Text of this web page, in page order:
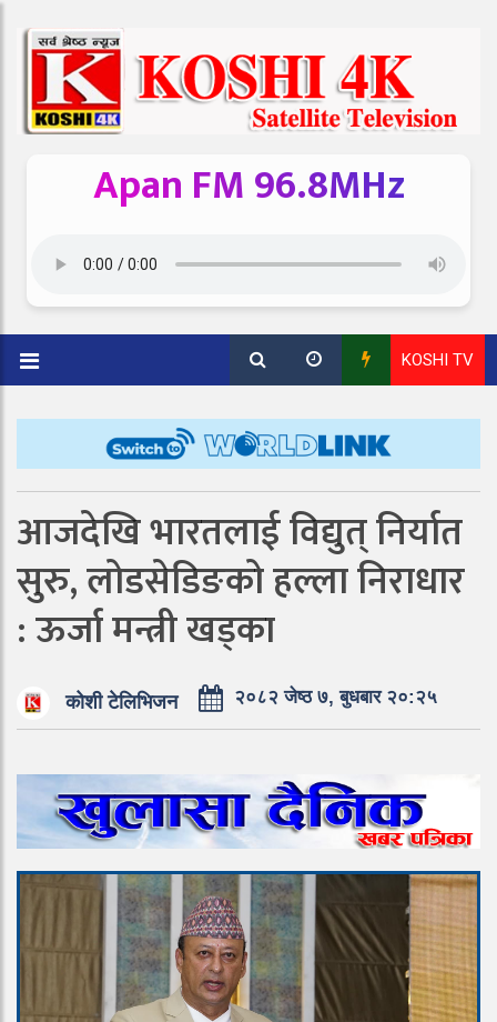
Apan FM 96.8MHz
KOSHI TV
आजदेखि भारतलाई विद्युत् निर्यात
सुरु, लोडसेडिङको हल्ला निराधार
: ऊर्जा मन्त्री खड्का
कोशी टेलिभिजन २०८२ जेष्ठ ७, बुधबार २०:२५